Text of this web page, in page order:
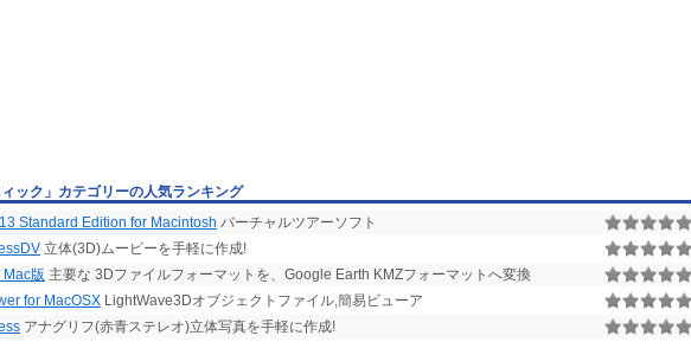
ィック」カテゴリーの人気ランキング
Standard Edition for Macintosh バーチャルツアーソフト
立体(3D)ムービーを手軽に作成!
Mac版 主要な 3Dファイルフォーマットを、Google Earth KMZフォーマットへ変換
for MacOSX LightWave3Dオブジェクトファイル,簡易ビューア
アナグリフ(赤青ステレオ)立体写真を手軽に作成!